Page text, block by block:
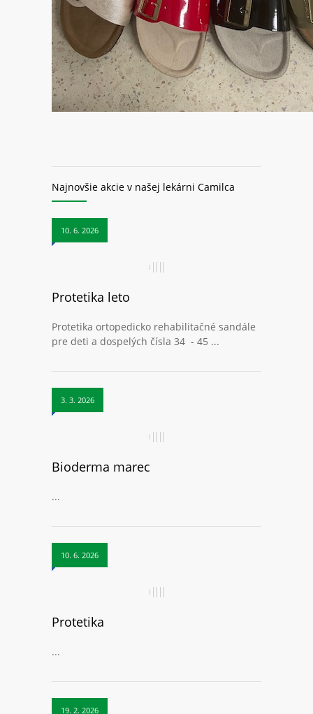
Najnovšie akcie v našej lekárni Camilca
10. 6. 2026
Protetika leto
Protetika ortopedicko rehabilitačné sandále
pre deti a dospelých čísla 34 - 45 ...
3. 3. 2026
Bioderma marec
...
10. 6. 2026
Protetika
...
19. 2. 2026